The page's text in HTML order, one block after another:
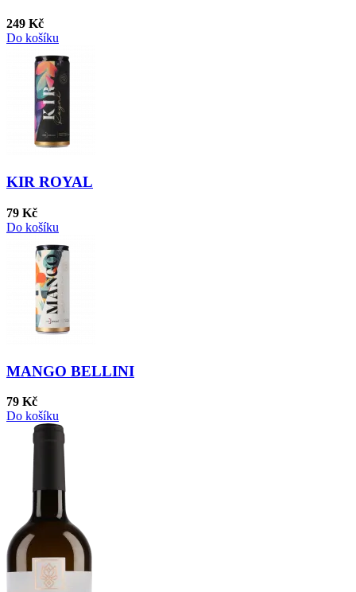
249 Kč
Do košíku
KIR ROYAL
79 Kč
Do košíku
MANGO BELLINI
79 Kč
Do košíku